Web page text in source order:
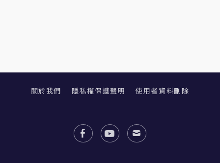
關於我們 隱私權保護聲明 使用者資料刪除